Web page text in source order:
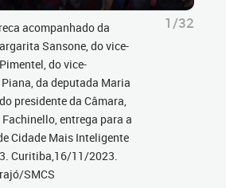
acompanhado da
Sansone, do vice-
do vice-
da deputada Maria
presidente da Câmara,
entrega para a
Cidade Mais Inteligente
Curitiba,16/11/2023.
SMCS
1/32